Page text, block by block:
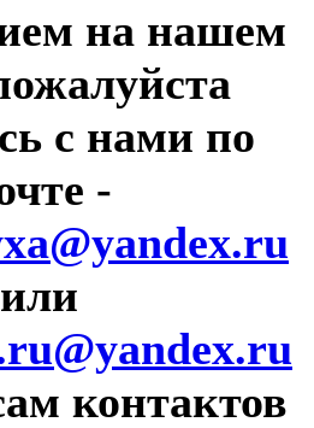
на нашем
с нами по
-
или
контактов